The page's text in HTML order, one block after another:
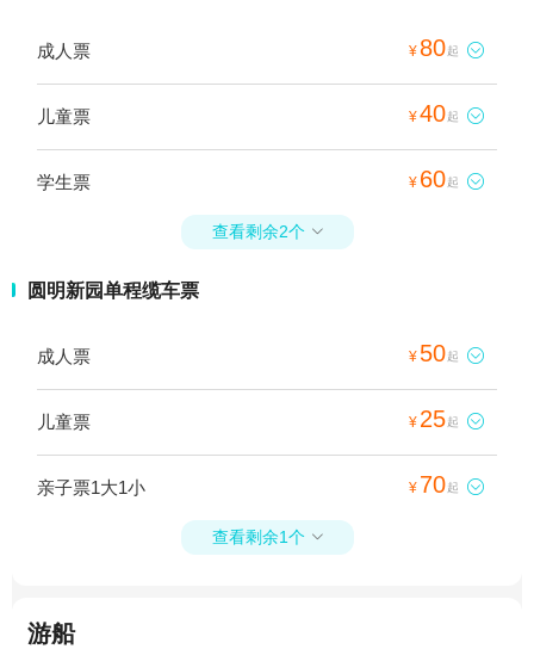
成人票 ¥ 80起 
儿童票 ¥40起 
学生票 ¥ 60起 
查看剩余2个 
圆明新园单程缆车票
成人票 ¥ 50起 
儿童票 ¥ 25起 
亲子票1大1小 ¥ 70起 
查看剩余1个 
游船